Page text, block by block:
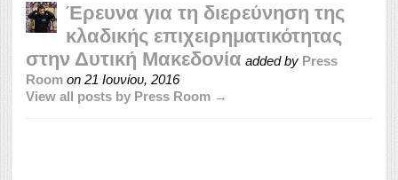
Έρευνα για τη διερεύνηση της
κλαδικής επιχειρηματικότητας
στην Δυτική Μακεδονία added by Press
Room on 21 Ιουνίου, 2016
View all posts by Press Room →